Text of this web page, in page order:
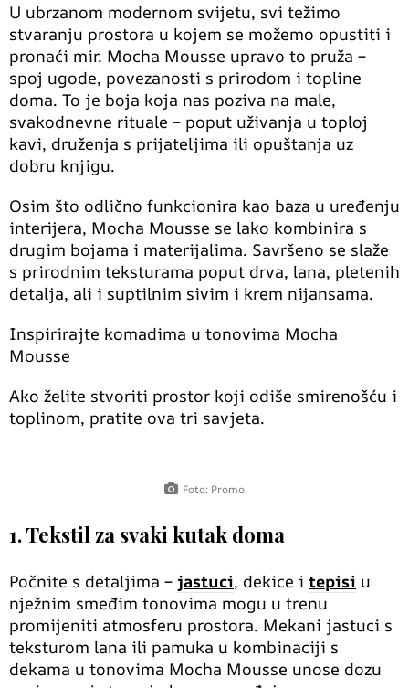
U ubrzanom modernom svijetu, svi težimo
stvaranju prostora u kojem se možemo opustiti i
pronaći mir. Mocha Mousse upravo to pruža –
spoj ugode, povezanosti s prirodom i topline
doma. To je boja koja nas poziva na male,
svakodnevne rituale – poput uživanja u toploj
kavi, druženja s prijateljima ili opuštanja uz
dobru knjigu.
Osim što odlično funkcionira kao baza u uređenju
interijera, Mocha Mousse se lako kombinira s
drugim bojama i materijalima. Savršeno se slaže
s prirodnim teksturama poput drva, lana, pletenih
detalja, ali i suptilnim sivim i krem nijansama.
Inspirirajte komadima u tonovima Mocha
Mousse
Ako želite stvoriti prostor koji odiše smirenošću i
toplinom, pratite ova tri savjeta.
Foto: Promo
1. Tekstil za svaki kutak doma
Počnite s detaljima – jastuci, dekice i tepisi u
nježnim smeđim tonovima mogu u trenu
promijeniti atmosferu prostora. Mekani jastuci s
teksturom lana ili pamuka u kombinaciji s
dekama u tonovima Mocha Mousse unose dozu